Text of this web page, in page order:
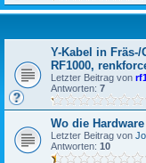
Y-Kabel in
RF1000,
Letzter Beitrag von
Antworten: 7
Wo die
Letzter Beitrag von
Antworten: 10